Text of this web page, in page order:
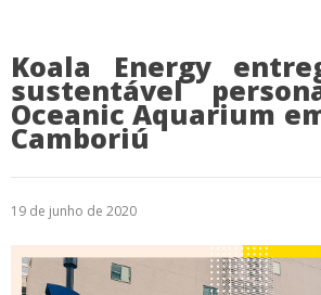
Koala Energy
sustentável
Oceanic Aquarium
Camboriú
19 de junho de 2020